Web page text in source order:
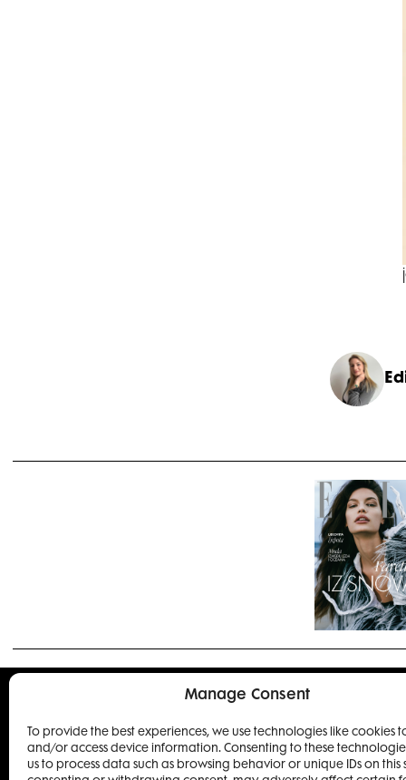
Manage Consent
To provide the best experiences, we use technologies like cookies
and/or access device information. Consenting to these
us to process data such as browsing behavior or unique IDs on this
4